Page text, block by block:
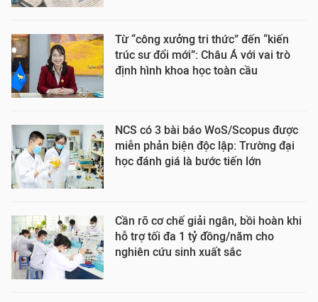
Từ “công xưởng tri thức” đến “kiến
trúc sư đổi mới”: Châu Á với vai trò
định hình khoa học toàn cầu
NCS có 3 bài báo WoS/Scopus được
miễn phản biện độc lập: Trường đại
học đánh giá là bước tiến lớn
Cần rõ cơ chế giải ngân, bồi hoàn khi
hỗ trợ tối đa 1 tỷ đồng/năm cho
nghiên cứu sinh xuất sắc